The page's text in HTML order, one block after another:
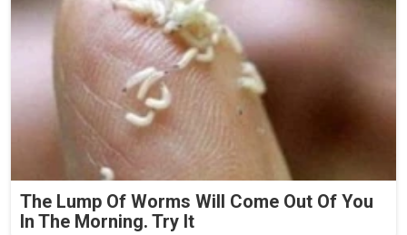
The Lump Of Worms Will Come Out Of You
In The Morning. Try It